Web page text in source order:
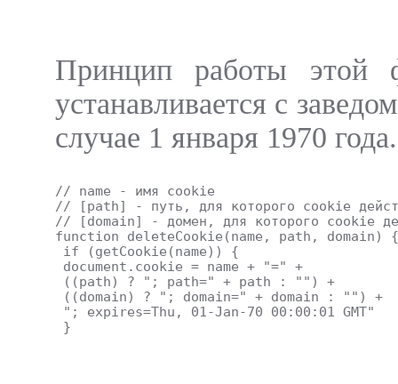
Принцип работы этой
устанавливается с
случае 1 января 1970 года.
// name - имя cookie
// [path] - путь, для которого cookie
// [domain] - домен, для которого cookie
function deleteCookie(name, path, domain) {
if (getCookie(name)) {
document.cookie = name + "=" +
((path) ? "; path=" + path : "") +
((domain) ? "; domain=" + domain : "") +
"; expires=Thu, 01-Jan-70 00:00:01 GMT"
}